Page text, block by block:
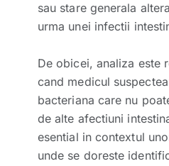
sau stare generala
urma unei infectii
De obicei, analiza este
cand medicul
bacteriana care nu
de alte afectiuni
esential in contextul
unde se doreste